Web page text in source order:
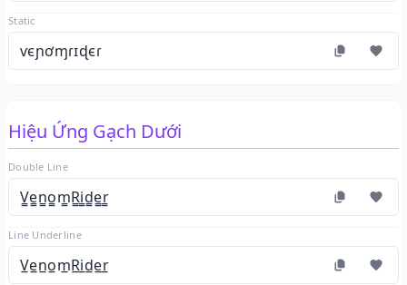
Static
ѵєɲơɱɾɪɖєɾ
Hiệu Ứng Gạch Dưới
Double Line
V̳e̳n̳o̳m̳R̳i̳d̳e̳r̳
Line Underline
V̲e̲n̲o̲m̲R̲i̲d̲e̲r̲